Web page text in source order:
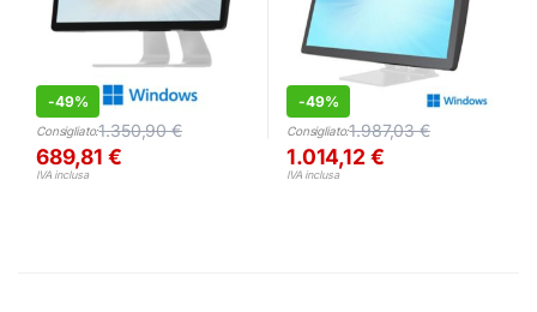
-49%
Consigliato:1.350,90€
689,81€
IVA inclusa
-49%
Consigliato:1.987,03€
1.014,12 €
IVA inclusa